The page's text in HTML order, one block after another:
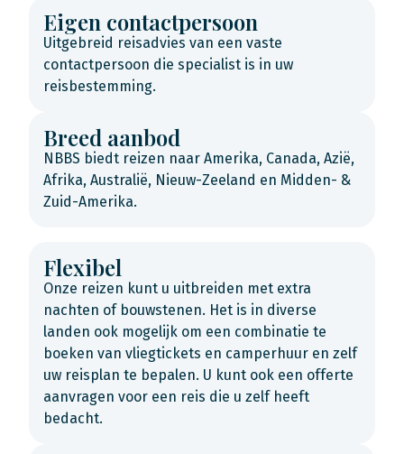
Eigen contactpersoon
Uitgebreid reisadvies van een vaste
contactpersoon die specialist is in uw
reisbestemming.
Breed aanbod
NBBS biedt reizen naar Amerika, Canada, Azië,
Afrika, Australië, Nieuw-Zeeland en Midden- &
Zuid-Amerika.
Flexibel
Onze reizen kunt u uitbreiden met extra
nachten of bouwstenen. Het is in diverse
landen ook mogelijk om een combinatie te
boeken van vliegtickets en camperhuur en zelf
uw reisplan te bepalen. U kunt ook een offerte
aanvragen voor een reis die u zelf heeft
bedacht.